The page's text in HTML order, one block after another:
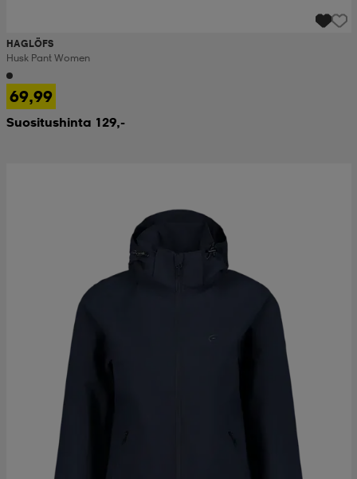
HAGLÖFS
Husk Pant Women
69,99
Suositushinta 129,-